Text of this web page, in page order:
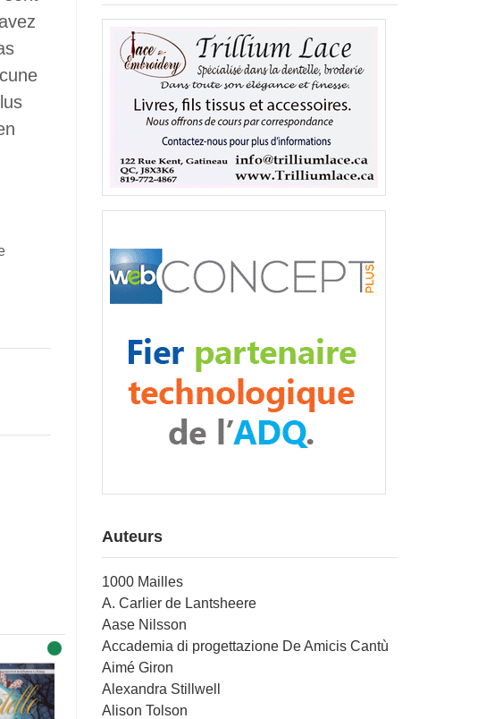
Auteurs
1000 Mailles
A. Carlier de Lantsheere
Aase Nilsson
Accademia di progettazione De Amicis Cantù
Aimé Giron
Alexandra Stillwell
Alison Tolson